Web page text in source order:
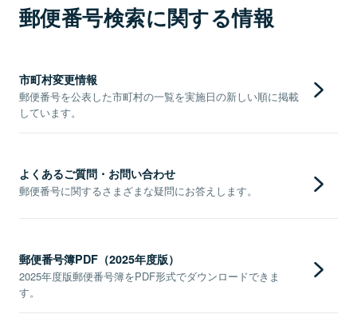
郵便番号検索に関する情報
市町村変更情報
郵便番号を公表した市町村の一覧を実施日の新しい順に掲載
しています。
よくあるご質問・お問い合わせ
郵便番号に関するさまざまな疑問にお答えします。
郵便番号簿PDF（2025年度版）
2025年度版郵便番号簿をPDF形式でダウンロードできま
す。